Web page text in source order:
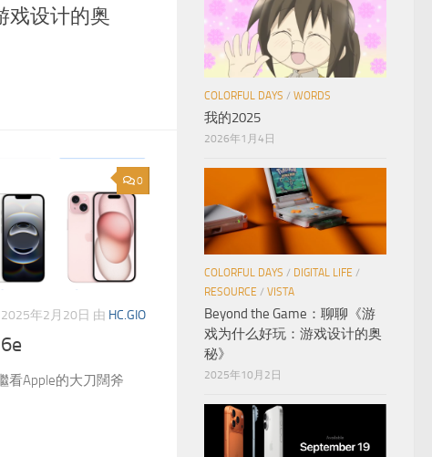
戏设计的奥
0
2025年2月20日 由 HC.GIO
看Apple的大刀闊斧
COLORFUL DAYS / WORDS
我的2025
2026年1月4日
COLORFUL DAYS / DIGITAL LIFE /
RESOURCE / VISTA
Beyond the Game：聊聊《游
戏为什么好玩：游戏设计的奥
秘》
2025年10月2日